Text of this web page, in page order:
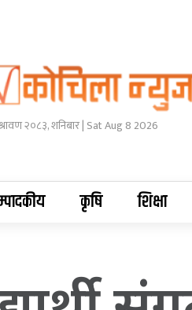
२०८३, शनिबार | Sat Aug 8 2026
कृषि शिक्षा